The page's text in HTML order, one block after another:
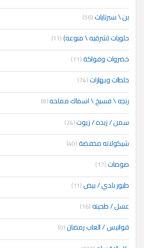
بن \ سبرتايات(56)
حلويات (شرقيه \ منوعه)(11)
خضروات وفواكة(11)
خلطات وبهارات(74)
رنجه \ فسيخ \ اسماك مملحه(8)
سمن / زبده / زيوت(24)
شيكولاته مخفضة(40)
صوصات(17)
طيور بلدي / بيض(11)
عسل / طحينه(16)
فوانيس / العاب رمضان(0)